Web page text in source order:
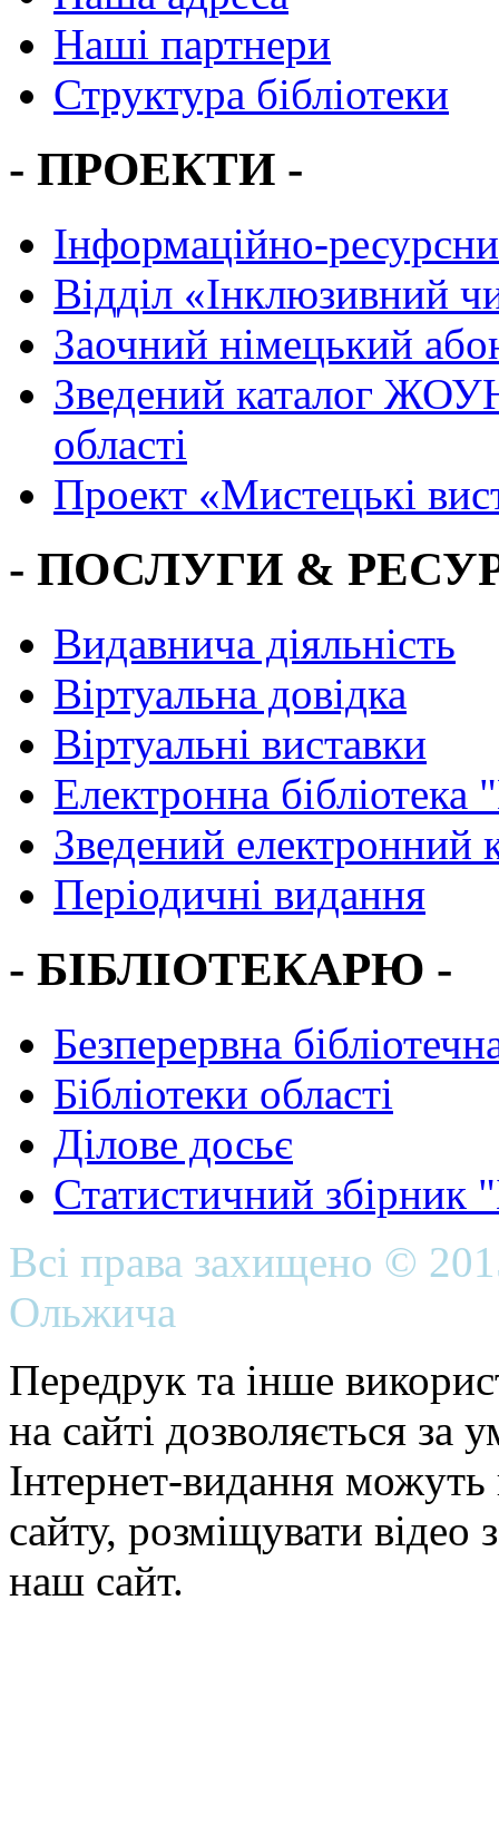
Наші партнери
Структура бібліотеки
- ПРОЕКТИ -
Інформаційно-
Вiддiл «Інклюзивний
Заочний німецький
Зведений каталог
області
Проект «Мистецькі
- ПОСЛУГИ &
Видавнича діяльність
Віртуальна довідка
Віртуальні виставки
Електронна
Зведений електронний
Періодичні видання
- БІБЛІОТЕКАРЮ -
Безперервна
Бібліотеки області
Ділове досьє
Статистичний
Всі права захищено ©
Ольжича
Передрук та інше
на сайті дозволяється
Інтернет-видання можуть
сайту, розміщувати відео
наш сайт.